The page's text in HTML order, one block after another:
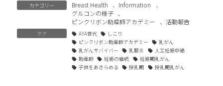
カテゴリー Breast Health 、 Information
、
グルコンの様子
、
ピンクリボン助産師アカデミー
、活動報告
タグ AYA世代
しこり
ピンクリボン助産師アカデミー
乳がん
乳がんサバイバー
乳腺炎
人工妊娠中絶
助産師
妊娠の継続
妊娠期乳がん
子供をあきらめる
授乳期 授乳期乳がん